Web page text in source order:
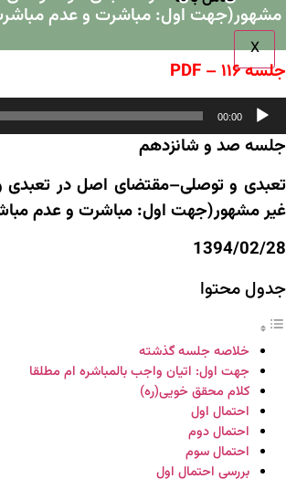
X
مشهور(جهت اول: مباشرت و عدم
جلسه ۱۱۶ – PDF
پخش‌کننده
صوت
00:00
جلسه صد و شانزدهم
تعبدی و توصلی–مقتضای اصل در تعبدی
غیر مشهور(جهت اول: مباشرت و عدم
1394/02/28
جدول محتوا
خلاصه جلسه گذشته
جهت اول: اتیان واجب بالمباشره ام مطلقا
کلام محقق خویی(ره)
احتمال اول
احتمال دوم
احتمال سوم
بررسی احتمال اول